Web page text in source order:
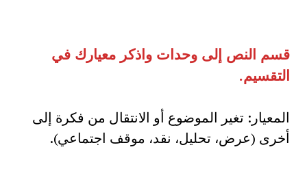
قسم النص إلى وحدات واذكر معيارك في
التقسيم.
المعيار: تغير الموضوع أو الانتقال من فكرة إلى
أخرى (عرض، تحليل، نقد، موقف اجتماعي).